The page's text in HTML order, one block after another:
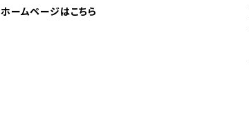
ホームページはこちら